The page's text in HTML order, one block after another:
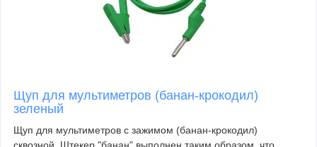
Щуп для мультиметров (банан-крокодил)
зеленый
Щуп для мультиметров с зажимом (банан-крокодил)